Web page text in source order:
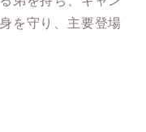
を守り、主要登場